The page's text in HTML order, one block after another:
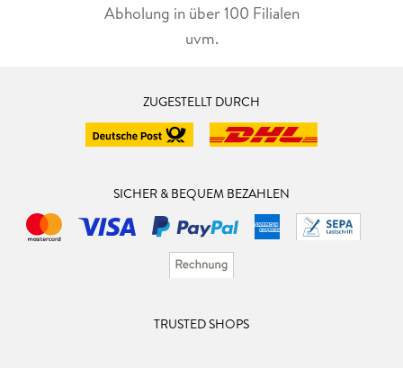
Abholung in über 100 Filialen
uvm.
ZUGESTELLT DURCH
SICHER & BEQUEM BEZAHLEN
TRUSTED SHOPS